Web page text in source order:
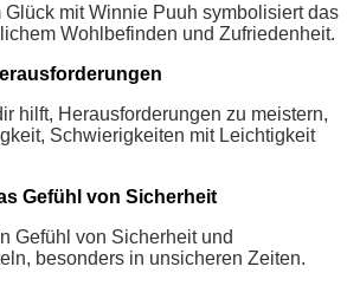
Glück mit Winnie Puuh symbolisiert das
Wohlbefinden und Zufriedenheit.
hilft, Herausforderungen zu meistern,
Schwierigkeiten mit Leichtigkeit
Gefühl von Sicherheit
Gefühl von Sicherheit und
besonders in unsicheren Zeiten.